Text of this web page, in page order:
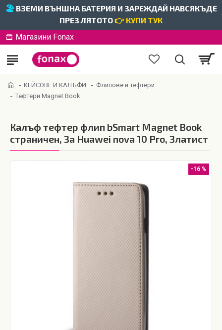
🏖️ ВЗЕМИ ВЪНШНА БАТЕРИЯ И ЗАРЕЖДАЙ НАВСЯКЪДЕ
ПРЕЗ ЛЯТОТО👉 КУПИ ТУК
Магазини Fonax
КЕЙСОВЕ И КАЛЪФИ
Флипове и тефтери
Тефтери Magnet Book
Калъф тефтер флип bSmart Magnet Book
страничен, За Huawei nova 10 Pro, Златист
-16 %